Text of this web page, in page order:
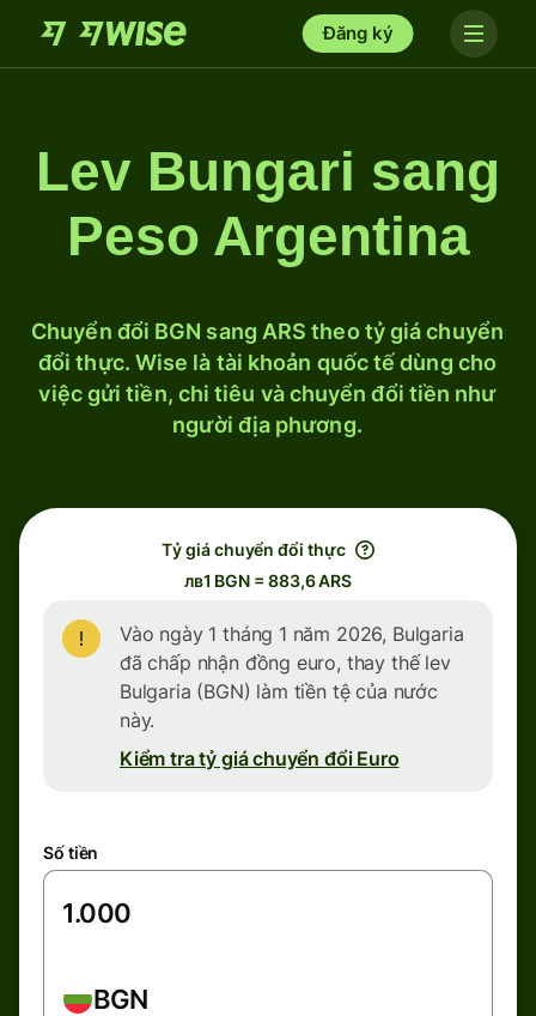
Đăng ký
Lev Bungari sang
Peso Argentina
Chuyển đổi BGN sang ARS theo tỷ giá chuyển
đổi thực. Wise là tài khoản quốc tế dùng cho
việc gửi tiền, chi tiêu và chuyển đổi tiền như
người địa phương.
Tỷ giá chuyển đổi thực
лв1 BGN = 883,6 ARS
Vào ngày 1 tháng 1 năm 2026, Bulgaria
đã chấp nhận đồng euro, thay thế lev
Bulgaria (BGN) làm tiền tệ của nước
này.
Kiểm tra tỷ giá chuyển đổi Euro
Số tiền
BGN